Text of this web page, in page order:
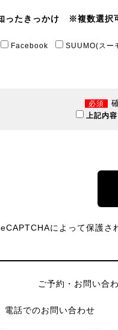
ったきっかけ ※複数選択
Facebook SUUMO(スー
必須
上記内
によって保護さ
ご予約・お問い合
電話でのお問い合わせ